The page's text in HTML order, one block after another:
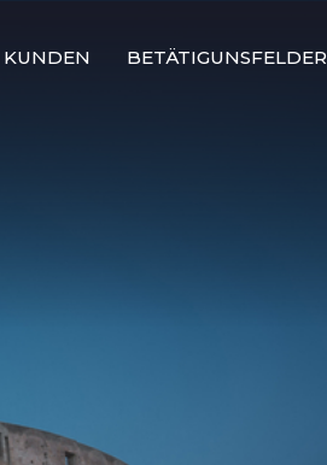
KUNDEN BETÄTIGUNSFELDER